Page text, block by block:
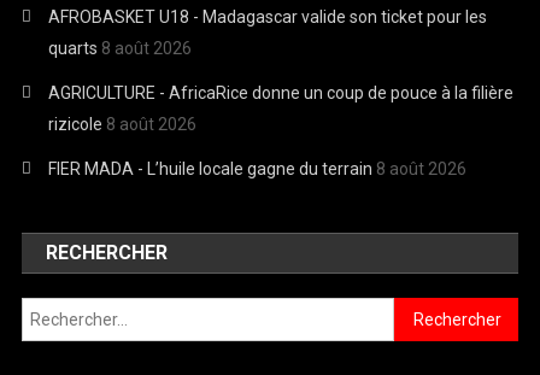
AFROBASKET U18 - Madagascar valide son ticket pour les
quarts 8 août 2026
AGRICULTURE - AfricaRice donne un coup de pouce à la filière
rizicole 8 août 2026
FIER MADA - L’huile locale gagne du terrain 8 août 2026
RECHERCHER
Rechercher :